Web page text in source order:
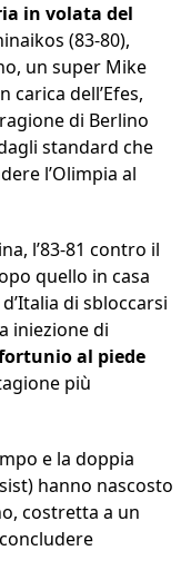
in volata del
(83-80),
un super Mike
carica dell’Efes,
di Berlino
standard che
l’Olimpia al
l’83-81 contro il
quello in casa
di sbloccarsi
iniezione di
al piede
più
e la doppia
hanno nascosto
costretta a un